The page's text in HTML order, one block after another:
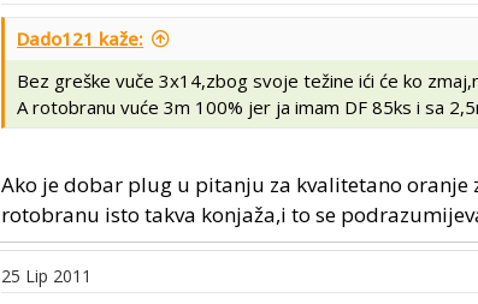
Dado121 kaže:
Bez greške vuče 3x14,zbog svoje težine ići će ko
A rotobranu vuće 3m 100% jer ja imam DF 85ks i sa
Ako je dobar plug u pitanju za kvalitetano
rotobranu isto takva konjaža,i to se
25 Lip 2011